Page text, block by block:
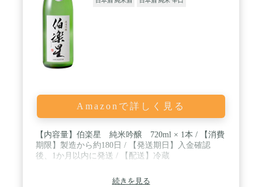
Amazonで詳しく見る
【内容量】伯楽星 純米吟醸 720ml × 1本 / 【消費
期限】製造から約180日 / 【発送期日】入金確認
後、1か月以内に発送 / 【配送】冷蔵
続きを見る